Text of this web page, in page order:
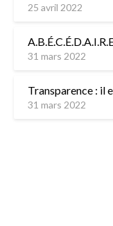
25 avril 2022
31 mars 2022
Transparence : il
31 mars 2022